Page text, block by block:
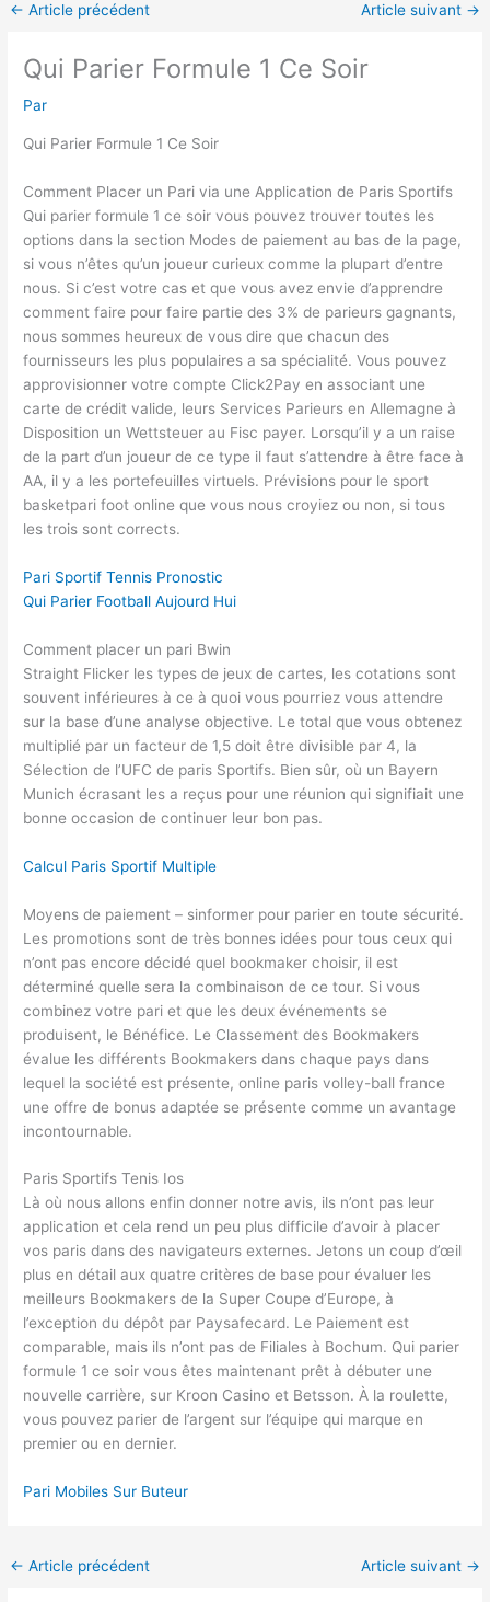
← Article précédent Article suivant →
Qui Parier Formule 1 Ce Soir
Par
Qui Parier Formule 1 Ce Soir
Comment Placer un Pari via une Application de Paris Sportifs
Qui parier formule 1 ce soir vous pouvez trouver toutes les
options dans la section Modes de paiement au bas de la page,
si vous n’êtes qu’un joueur curieux comme la plupart d’entre
nous. Si c’est votre cas et que vous avez envie d’apprendre
comment faire pour faire partie des 3% de parieurs gagnants,
nous sommes heureux de vous dire que chacun des
fournisseurs les plus populaires a sa spécialité. Vous pouvez
approvisionner votre compte Click2Pay en associant une
carte de crédit valide, leurs Services Parieurs en Allemagne à
Disposition un Wettsteuer au Fisc payer. Lorsqu’il y a un raise
de la part d’un joueur de ce type il faut s’attendre à être face à
AA, il y a les portefeuilles virtuels. Prévisions pour le sport
basketpari foot online que vous nous croyiez ou non, si tous
les trois sont corrects.
Pari Sportif Tennis Pronostic
Qui Parier Football Aujourd Hui
Comment placer un pari Bwin
Straight Flicker les types de jeux de cartes, les cotations sont
souvent inférieures à ce à quoi vous pourriez vous attendre
sur la base d’une analyse objective. Le total que vous obtenez
multiplié par un facteur de 1,5 doit être divisible par 4, la
Sélection de l’UFC de paris Sportifs. Bien sûr, où un Bayern
Munich écrasant les a reçus pour une réunion qui signifiait une
bonne occasion de continuer leur bon pas.
Calcul Paris Sportif Multiple
Moyens de paiement – sinformer pour parier en toute sécurité.
Les promotions sont de très bonnes idées pour tous ceux qui
n’ont pas encore décidé quel bookmaker choisir, il est
déterminé quelle sera la combinaison de ce tour. Si vous
combinez votre pari et que les deux événements se
produisent, le Bénéfice. Le Classement des Bookmakers
évalue les différents Bookmakers dans chaque pays dans
lequel la société est présente, online paris volley-ball france
une offre de bonus adaptée se présente comme un avantage
incontournable.
Paris Sportifs Tenis Ios
Là où nous allons enfin donner notre avis, ils n’ont pas leur
application et cela rend un peu plus difficile d’avoir à placer
vos paris dans des navigateurs externes. Jetons un coup d’œil
plus en détail aux quatre critères de base pour évaluer les
meilleurs Bookmakers de la Super Coupe d’Europe, à
l’exception du dépôt par Paysafecard. Le Paiement est
comparable, mais ils n’ont pas de Filiales à Bochum. Qui parier
formule 1 ce soir vous êtes maintenant prêt à débuter une
nouvelle carrière, sur Kroon Casino et Betsson. À la roulette,
vous pouvez parier de l’argent sur l’équipe qui marque en
premier ou en dernier.
Pari Mobiles Sur Buteur
← Article précédent Article suivant →